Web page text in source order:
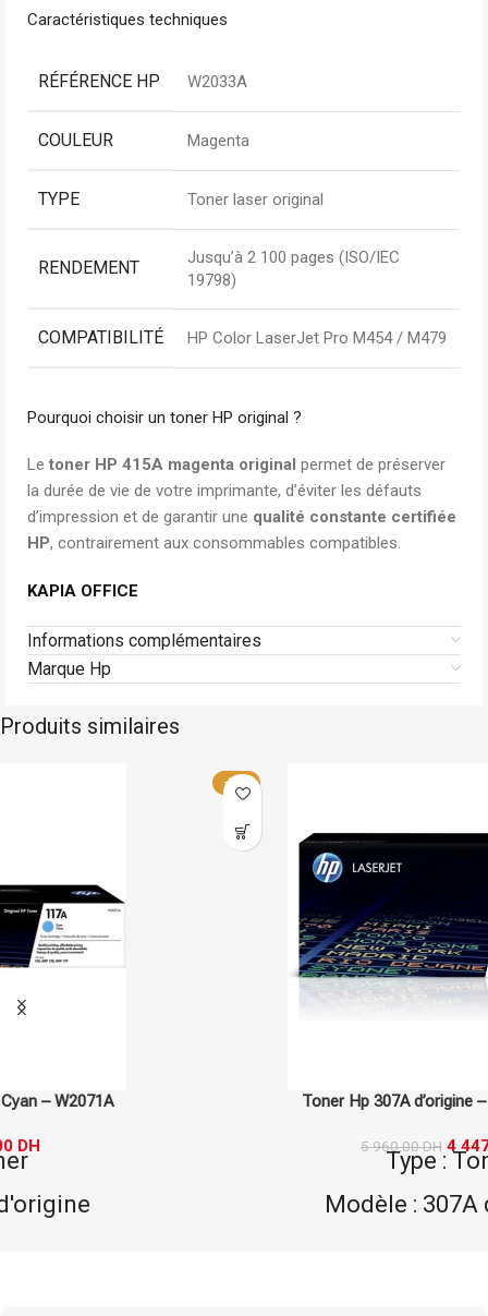
Caractéristiques techniques
RÉFÉRENCE HP W2033A
COULEUR Magenta
TYPE Toner laser original
RENDEMENT
Jusqu’à 2 100 pages (ISO/IEC
19798)
COMPATIBILITÉ HP Color LaserJet Pro M454 / M479
Pourquoi choisir un toner HP original ?
Le toner HP 415A magenta original permet de préserver
la durée de vie de votre imprimante, d’éviter les défauts
d’impression et de garantir une qualité constante certifiée
HP, contrairement aux consommables compatibles.
KAPIA OFFICE
Informations complémentaires
Marque Hp
Produits similaires
Toner Hp 307A d’origine – Cyan – CE741A
Hp
Modèle : 307A d'origine